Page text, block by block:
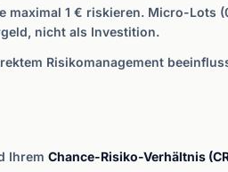
maximal 1 € riskieren. Micro-Lots
nicht als Investition.
Risikomanagement
Ihrem Chance-Risiko-Verhältnis